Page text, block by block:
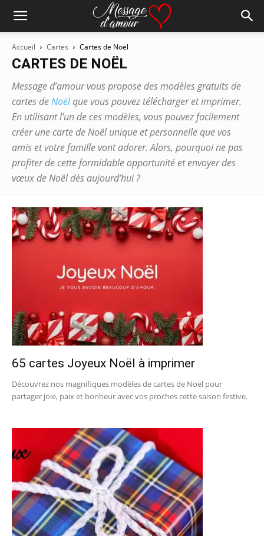
Accueil Cartes Cartes de Noël
CARTES DE NOËL
Message d’amour vous propose des modèles gratuits de
cartes deNoëlque vous pouvez télécharger et imprimer.
En utilisant l’un de ces modèles, vous pouvez facilement
créer une carte de Noël unique et personnelle que vos
amis et votre famille vont adorer. Alors, pourquoi ne pas
profiter de cette formidable opportunité et envoyer des
vœux de Noël dès aujourd’hui ?
65 cartes Joyeux Noël à imprimer
Découvrez nos magnifiques modèles de cartes de Noël pour
partager joie, paix et bonheur avec vos proches cette saison festive.